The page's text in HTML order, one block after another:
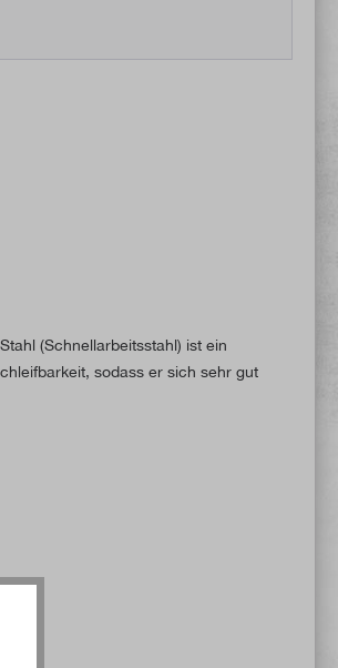
(Schnellarbeitsstahl) ist ein
sodass er sich sehr gut